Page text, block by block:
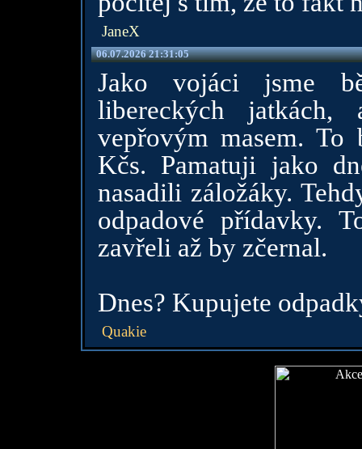
JaneX
06.07.2026 21:31:05
Jako vojáci jsme
libereckých
vepřovým masem.
Kčs. Pamatuji jako
nasadili záložáky.
odpadové přídavky.
zavřeli až by zčernal.
Dnes? Kupujete
Quakie